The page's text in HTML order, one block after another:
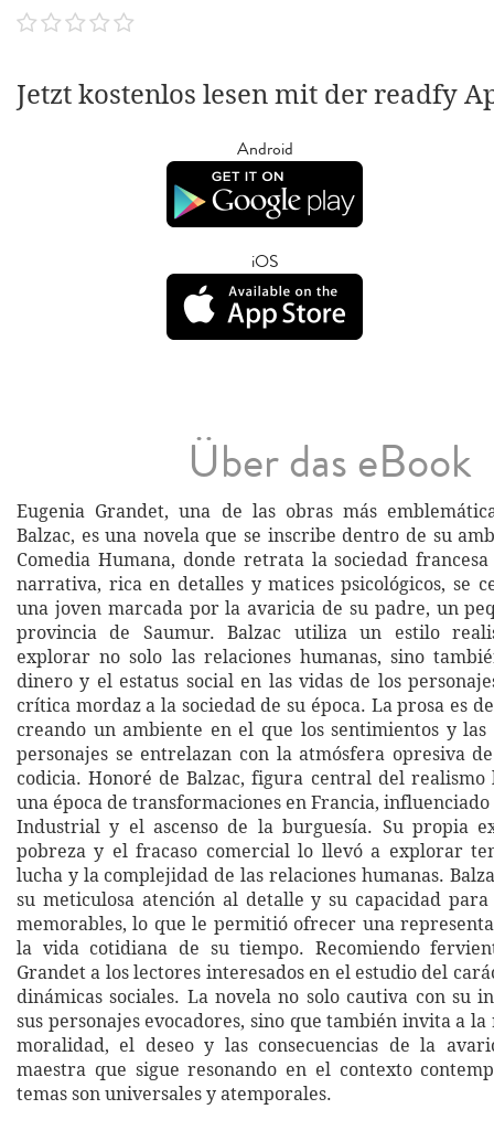
Jetzt kostenlos lesen mit der readfy
Android
iOS
Über das eBook
Eugenia Grandet, una de las obras más
Balzac, es una novela que se inscribe dentro de su
Comedia Humana, donde retrata la sociedad
narrativa, rica en detalles y matices psicológicos, se
una joven marcada por la avaricia de su padre, un
provincia de Saumur. Balzac utiliza un estilo
explorar no solo las relaciones humanas, sino
dinero y el estatus social en las vidas de los
crítica mordaz a la sociedad de su época. La prosa es
creando un ambiente en el que los sentimientos y las
personajes se entrelazan con la atmósfera opresiva
codicia. Honoré de Balzac, figura central del
una época de transformaciones en Francia,
Industrial y el ascenso de la burguesía. Su propia
pobreza y el fracaso comercial lo llevó a explorar
lucha y la complejidad de las relaciones humanas.
su meticulosa atención al detalle y su capacidad
memorables, lo que le permitió ofrecer una
la vida cotidiana de su tiempo. Recomiendo
Grandet a los lectores interesados en el estudio del
dinámicas sociales. La novela no solo cautiva con su
sus personajes evocadores, sino que también invita a
moralidad, el deseo y las consecuencias de la
maestra que sigue resonando en el contexto
temas son universales y atemporales.